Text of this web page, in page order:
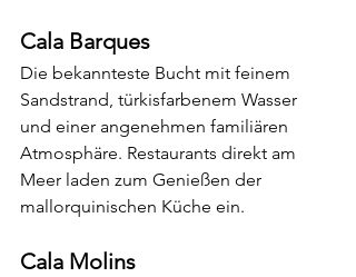
Cala Barques
Die bekannteste Bucht mit feinem
Sandstrand, türkisfarbenem Wasser
und einer angenehmen familiären
Atmosphäre. Restaurants direkt am
Meer laden zum Genießen der
mallorquinischen Küche ein.
Cala Molins